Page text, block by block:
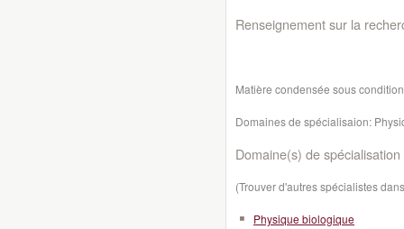
Renseignement sur la
Matière condensée sous
Domaines de spécialisaion:
Domaine(s) de spécialisation
(Trouver d'autres spécialistes
Physique biologique